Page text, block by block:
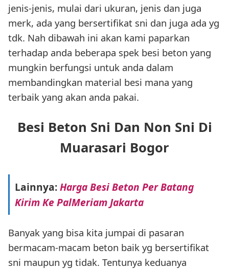
jenis-jenis, mulai dari ukuran, jenis dan juga
merk, ada yang bersertifikat sni dan juga ada yg
tdk. Nah dibawah ini akan kami paparkan
terhadap anda beberapa spek besi beton yang
mungkin berfungsi untuk anda dalam
membandingkan material besi mana yang
terbaik yang akan anda pakai.
Besi Beton Sni Dan Non Sni Di
Muarasari Bogor
Lainnya:Harga Besi Beton Per Batang
Kirim Ke PalMeriam Jakarta
Banyak yang bisa kita jumpai di pasaran
bermacam-macam beton baik yg bersertifikat
sni maupun yg tidak. Tentunya keduanya